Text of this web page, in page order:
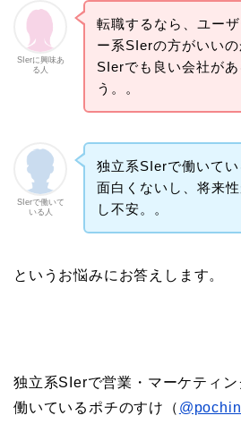
SIerに興味あ
る人
転職するなら、ユー
ー系SIerの方がいい
SIerでも良い会社が
う。。
SIerで働いて
いる人
独立系SIerで働いて
面白くないし、将来
し不安。。
というお悩みにお答えします。
独立系SIerで営業・マーケティ
働いているポチのすけ（